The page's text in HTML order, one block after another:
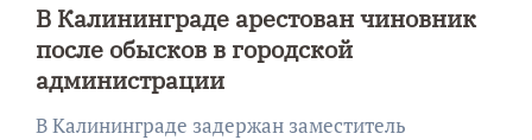
В Калининграде арестован чиновник
после обысков в городской
администрации
В Калининграде задержан заместитель